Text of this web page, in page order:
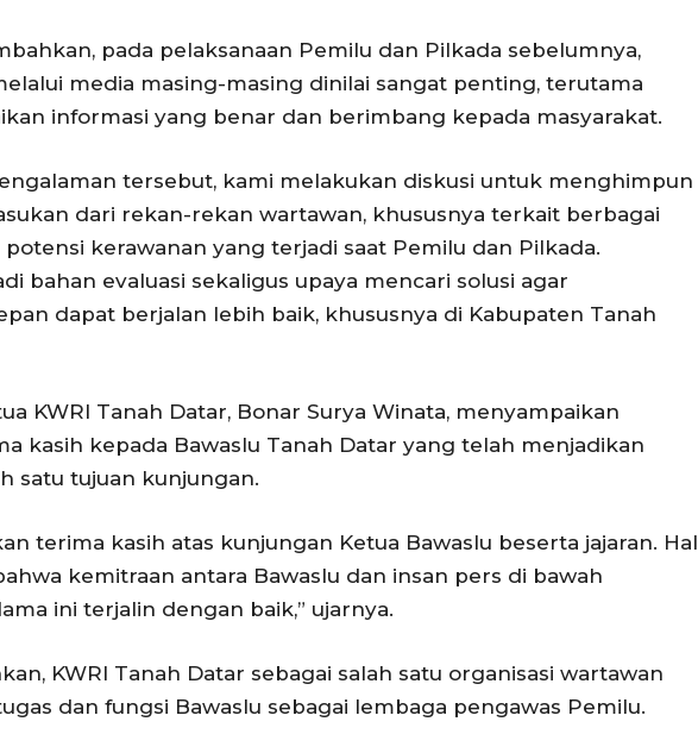
pada pelaksanaan Pemilu dan Pilkada sebelumnya,
media masing-masing dinilai sangat penting, terutama
informasi yang benar dan berimbang kepada masyarakat.
tersebut, kami melakukan diskusi untuk menghimpun
dari rekan-rekan wartawan, khususnya terkait berbagai
kerawanan yang terjadi saat Pemilu dan Pilkada.
bahan evaluasi sekaligus upaya mencari solusi agar
dapat berjalan lebih baik, khususnya di Kabupaten Tanah
KWRI Tanah Datar, Bonar Surya Winata, menyampaikan
kasih kepada Bawaslu Tanah Datar yang telah menjadikan
satu tujuan kunjungan.
terima kasih atas kunjungan Ketua Bawaslu beserta jajaran. Hal
kemitraan antara Bawaslu dan insan pers di bawah
ini terjalin dengan baik,” ujarnya.
KWRI Tanah Datar sebagai salah satu organisasi wartawan
dan fungsi Bawaslu sebagai lembaga pengawas Pemilu.